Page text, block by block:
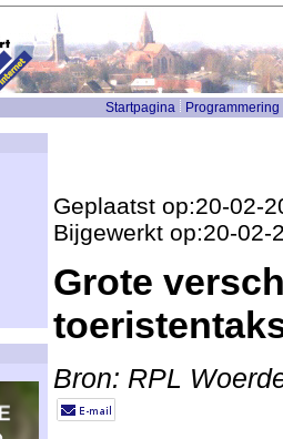
Startpagina Programmering
Geplaatst op:20-02-
Bijgewerkt op:20-02-
Grote
Bron: RPL